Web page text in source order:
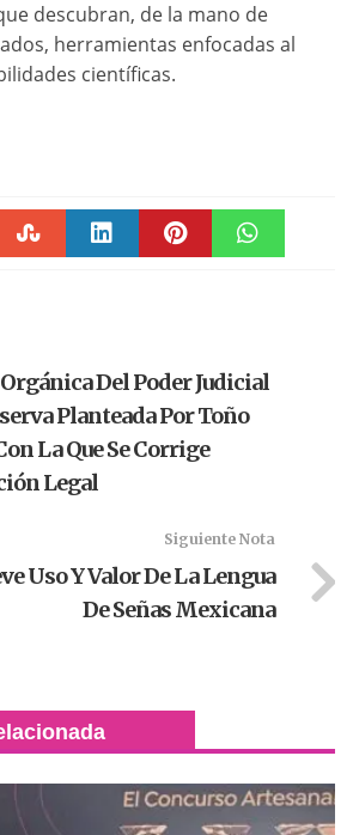
descubran, de la mano de
herramientas enfocadas al
científicas.
Del Poder Judicial
Planteada Por Toño
La Que Se Corrige
Legal
Siguiente Nota
Uso Y Valor De La Lengua
De Señas Mexicana